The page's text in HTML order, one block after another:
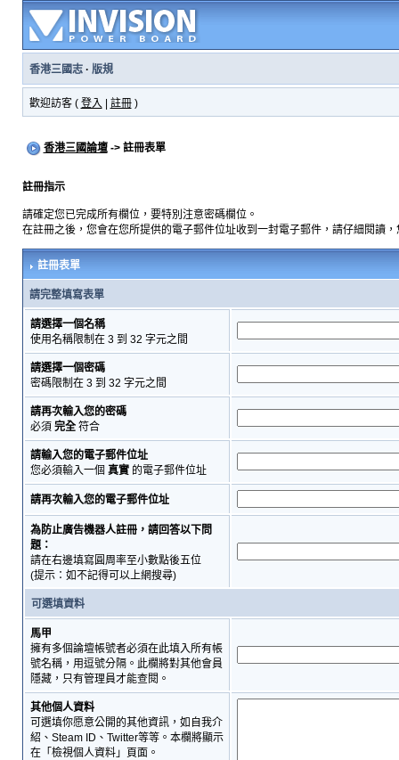
香港三國志· 版規
歡迎訪客 ( 登入 註冊)
香港三國論壇-> 註冊表單
註冊指示
請確定您已完成所有欄位，要特別注意密碼欄位。
在註冊之後，您會在您所提供的電子郵件位址收到一封電子郵件，請仔細閱讀
註冊表單
請完整填寫表單
請選擇一個名稱
使用名稱限制在 3 到 32 字元之間
請選擇一個密碼
密碼限制在 3 到 32 字元之間
請再次輸入您的密碼
必須 完全符合
請輸入您的電子郵件位址
您必須輸入一個 真實的電子郵件位址
請再次輸入您的電子郵件位址
為防止廣告機器人註冊，請回答以下問
題：
請在右邊填寫圓周率至小數點後五位
(提示：如不記得可以上網搜尋)
可選填資料
馬甲
擁有多個論壇帳號者必須在此填入所有帳
號名稱，用逗號分隔。此欄將對其他會員
隱藏，只有管理員才能查閱。
其他個人資料
可選填你愿意公開的其他資訊，如自我介
紹、Steam ID、Twitter等等。本欄將顯示
在「檢視個人資料」頁面。